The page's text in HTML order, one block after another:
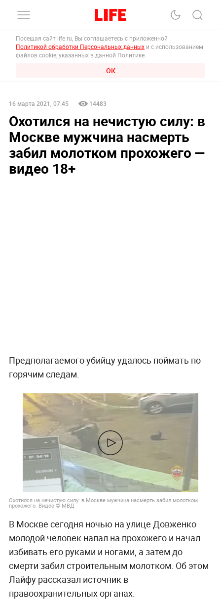
Посещая сайт life.ru, Вы соглашаетесь с приложенной
Политикой обработки Персональных данных и с использованием
файлов cookie, указанных в данной Политике.
ОК
16 марта 2021, 07:45 14483
Охотился на нечистую силу: в
Москве мужчина насмерть
забил молотком прохожего —
видео 18+
Предполагаемого убийцу удалось поймать по
горячим следам.
Охотился на нечистую силу: в Москве мужчина насмерть забил молотком
прохожего. Видео © МВД
В Москве сегодня ночью на улице Довженко
молодой человек напал на прохожего и начал
избивать его руками и ногами, а затем до
смерти забил строительным молотком. Об этом
Лайфу рассказал источник в
правоохранительных органах.